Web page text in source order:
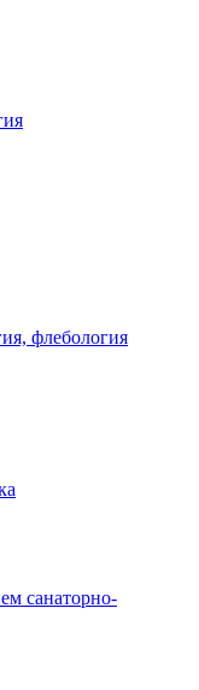
флебология
санаторно-